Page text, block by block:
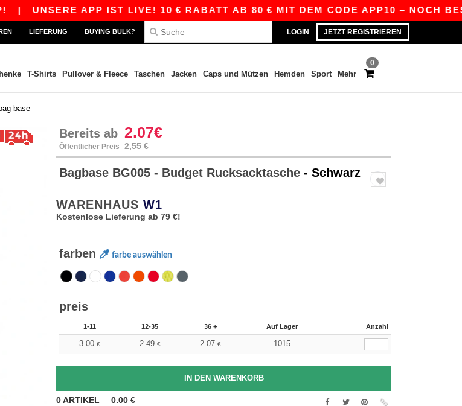
APP IST LIVE! 10 € RABATT AB 80 € MIT DEM CODE APP10 – NOCH
LOGIN JETZT REGISTRIEREN
LIEFERUNG BUYING BULK?
0
T-Shirts Pullover & Fleece Taschen Jacken Caps und Mützen Hemden Sport Mehr
bag base
Bereits ab 2.07€
Öffentlicher Preis 2,55 €
Bagbase BG005 - Budget Rucksacktasche - Schwarz
WARENHAUS W1
Kostenlose Lieferung ab 79 €!
farben farbe auswählen
preis
1-11 12-35 36 + Auf Lager Anzahl
3.00 € 2.49 € 2.07 € 1015
0ARTIKEL 0.00 €